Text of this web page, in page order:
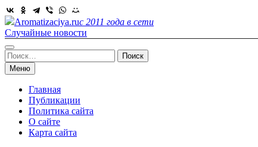
Skip
to
content
Aromatizaciya.ruс 2011 года в сети
Случайные новости
Найти:
Меню
Главная
Публикации
Политика сайта
О сайте
Карта сайта